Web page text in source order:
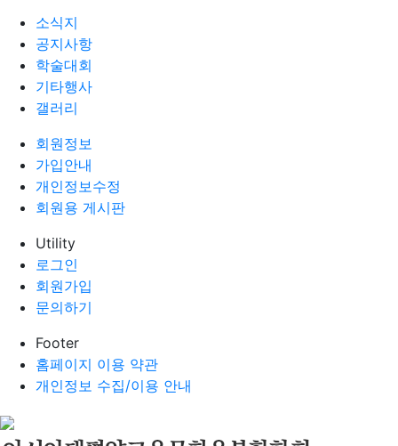
소식지
공지사항
학술대회
기타행사
갤러리
회원정보
가입안내
개인정보수정
회원용 게시판
Utility
로그인
회원가입
문의하기
Footer
홈페이지 이용 약관
개인정보 수집/이용 안내